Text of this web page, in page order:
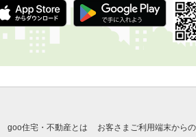
goo住宅・不動産とは お客さまご利用端末から